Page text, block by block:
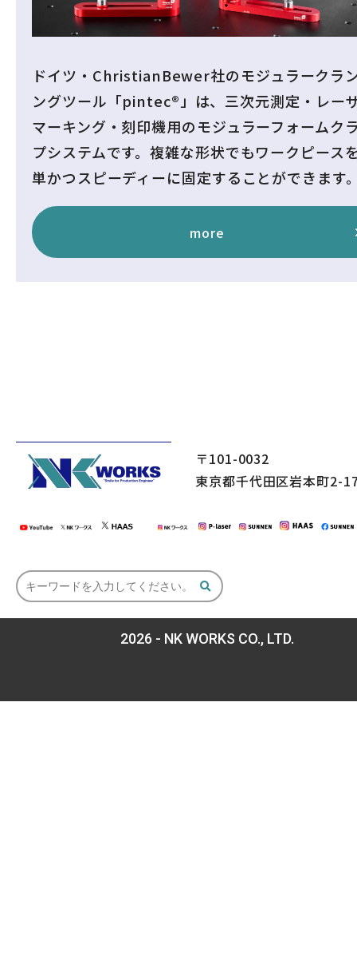
ドイツ・ChristianBewer社のモジュラークラ
ングツール「pintec®」は、三次元測定・レー
マーキング・刻印機用のモジュラーフォームク
プシステムです。複雑な形状でもワークピース
単かつスピーディーに固定することができます
more
〒101-0032
東京都千代田区岩本町2-
2026 - NK WORKS CO., LTD.